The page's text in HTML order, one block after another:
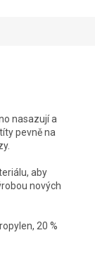
nasazují a
pevně na
aby
nových
20 %